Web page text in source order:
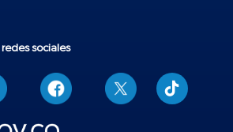
sociales
T
i
k